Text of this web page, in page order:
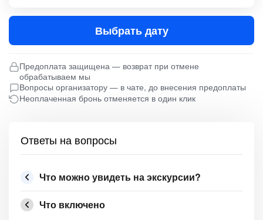
Выбрать дату
Предоплата защищена — возврат при отмене
обрабатываем мы
Вопросы организатору — в чате, до внесения предоплаты
Неоплаченная бронь отменяется в один клик
Ответы на вопросы
Что можно увидеть на экскурсии?
Что включено